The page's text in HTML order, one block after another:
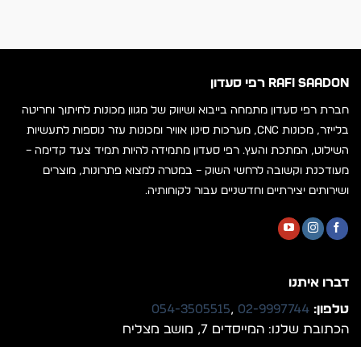
RAFI SAADON רפי סעדון
חברת רפי סעדון מתמחה בייבוא ושיווק של מגוון מכונות לחיתוך וחריטה
בלייזר, מכונות CNC, מערכות סינון אוויר ומכונות עזר נוספות לתעשיות
השילוט, המתכת והעץ. רפי סעדון מתמידה להיות תמיד צעד קדימה –
מעודכנת וקשובה לרחשי השוק – במטרה למצוא פתרונות, מוצרים
ושירותים יצירתיים וחדשניים עבור לקוחותיה.
דברו איתנו
טלפון: 02-9997744
,
054-3505515
הכתובת שלנו: המייסדים 7, מושב מצליח